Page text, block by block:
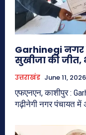
Garhinegi नगर
सुखीजा की जीत,
उत्तराखंड June 11, 2026
एफएनएन, काशीपुर :
गढ़ीनेगी नगर पंचायत में